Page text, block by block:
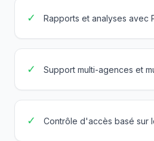
✓ Rapports et analyses avec
✓ Support multi-agences et
✓ Contrôle d'accès basé sur